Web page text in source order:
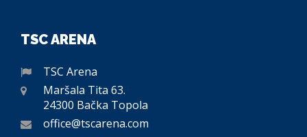
TSC ARENA
TSC Arena
Maršala Tita 63.
24300 Bačka Topola
office@tscarena.com